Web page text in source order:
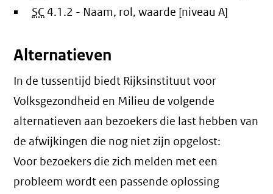
SC 4.1.2 - Naam, rol, waarde [niveau A]
Alternatieven
In de tussentijd biedt Rijksinstituut voor
Volksgezondheid en Milieu de volgende
alternatieven aan bezoekers die last hebben van
de afwijkingen die nog niet zijn opgelost:
Voor bezoekers die zich melden met een
probleem wordt een passende oplossing